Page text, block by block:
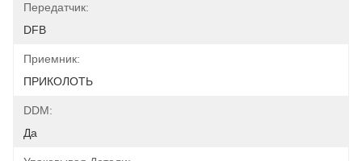
Передатчик:
DFB
Приемник:
ПРИКОЛОТЬ
DDM:
Да